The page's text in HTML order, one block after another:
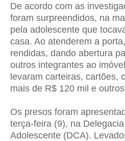
De acordo com as
foram surpreendidos, na
pela adolescente que
casa. Ao atenderem a
rendidas, dando abertura
outros integrantes ao
levaram carteiras, cartões,
mais de R$ 120 mil e
Os presos foram
terça-feira (9), na
Adolescente (DCA).